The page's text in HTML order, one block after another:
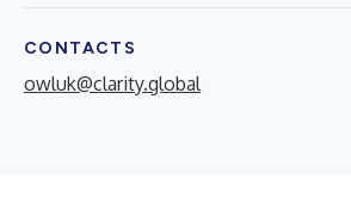
CONTACTS
owluk@clarity.global